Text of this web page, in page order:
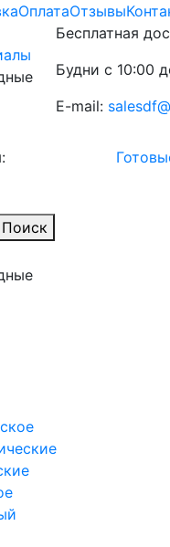
ОплатаОтзывы
Бесплатная
Будни с 10:00
E-mail:
Поиск